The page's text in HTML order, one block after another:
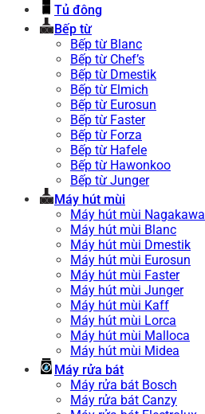
Tủ đông
Bếp từ
Bếp từ Blanc
Bếp từ Chef’s
Bếp từ Dmestik
Bếp từ Elmich
Bếp từ Eurosun
Bếp từ Faster
Bếp từ Forza
Bếp từ Hafele
Bếp từ Hawonkoo
Bếp từ Junger
Máy hút mùi
Máy hút mùi Nagakawa
Máy hút mùi Blanc
Máy hút mùi Dmestik
Máy hút mùi Eurosun
Máy hút mùi Faster
Máy hút mùi Junger
Máy hút mùi Kaff
Máy hút mùi Lorca
Máy hút mùi Malloca
Máy hút mùi Midea
Máy rửa bát
Máy rửa bát Bosch
Máy rửa bát Canzy